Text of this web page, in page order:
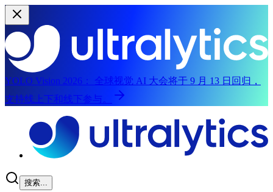
YOLO Vision 2026：
全球视觉 AI 大会将于 9 月 13 日回归，
支持线上下和线下参与。
搜索...